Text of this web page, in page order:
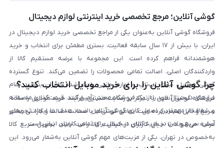
گوشی آنلاین؛ مرجع تخصصی خرید اینترنتی لوازم دیجیتال
فروشگاه گوشی آنلاین به‌عنوان یکی از مراجع تخصصی خرید لوازم دیجیتال در
ایران، با بیش از ۱۷ سال سابقه فعالیت، بستری مطمئن برای انتخاب و خرید
هوشمندانه فراهم کرده است. این مجموعه با عرضه مستقیم کالا از
واردکنندگان اصلی، اصالت تمامی محصولات را تضمین می‌کند. تنوع گسترده
گوشی موبایل، تبلت، لپ‌تاپ و لوازم جانبی باعث شده کاربران بتوانند تمام
نیازهای دیجیتال خود را از یک فروشگاه معتبر تأمین کنند. قیمت‌گذاری منصفانه
و شفاف از مهم‌ترین اصول کاری گوشی آنلاین است. هدف ما ایجاد تجربه‌ای
آسان، سریع و امن در خرید کالای دیجیتال برای تمامی کاربران ایرانی است.
چرا گوشی آنلاین را برای خرید موبایل انتخاب کنید؟
فروشگاه گوشی آنلاین با تمرکز بر رضایت مشتری، فرآیند خرید موبایل را ساده،
سریع و قابل اعتماد کرده است. تمامی گوشی‌ها با ضمانت اصالت و گارانتی معتبر
عرضه می‌شوند تا خیال کاربران از کیفیت کالا راحت باشد. تحویل سریع کالا
به‌خصوص در تهران، یکی از مزیت‌های مهم گوشی آنلاین به‌شمار می‌رود. این